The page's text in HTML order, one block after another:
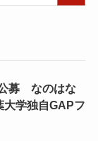
公募 なのはな
学独自GAPフ